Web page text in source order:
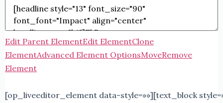
Edit Parent ElementEdit ElementClone
ElementAdvanced Element OptionsMoveRemove
Element
[op_liveeditor_element data-style=»»][text_block